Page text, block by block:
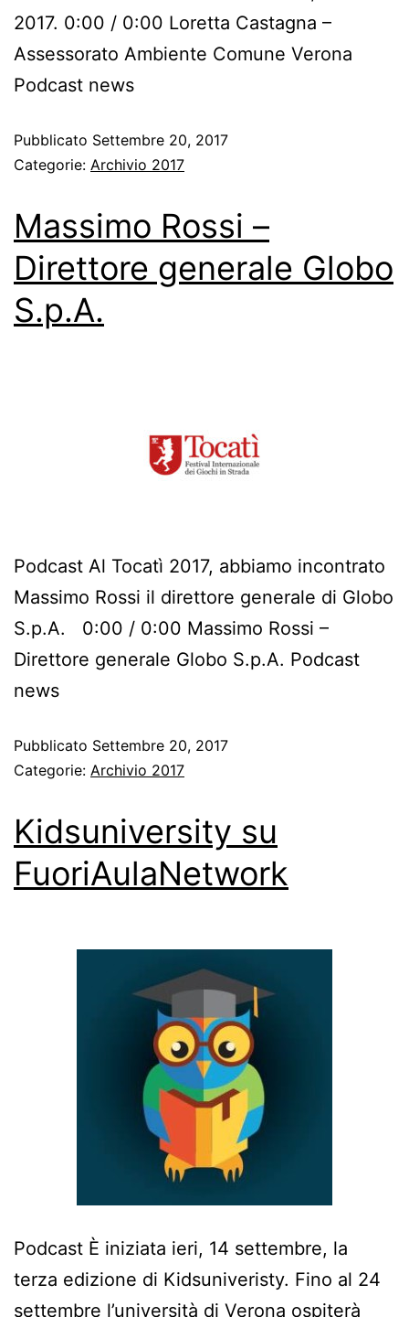
2017. 0:00 / 0:00 Loretta Castagna –
Assessorato Ambiente Comune Verona
Podcast news
Pubblicato Settembre 20, 2017
Categorie: Archivio 2017
Massimo Rossi –
Direttore generale Globo
S.p.A.
Podcast Al Tocatì 2017, abbiamo incontrato
Massimo Rossi il direttore generale di Globo
S.p.A. 0:00 / 0:00 Massimo Rossi –
Direttore generale Globo S.p.A. Podcast
news
Pubblicato Settembre 20, 2017
Categorie: Archivio 2017
Kidsuniversity su
FuoriAulaNetwork
Podcast È iniziata ieri, 14 settembre, la
terza edizione di Kidsuniveristy. Fino al 24
settembre l’università di Verona ospiterà